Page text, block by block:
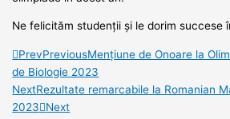
Ne felicităm studenții și le dorim succese
PrevPreviousMențiune de Onoare la
de Biologie 2023
NextRezultate remarcabile la Romanian
2023
Next